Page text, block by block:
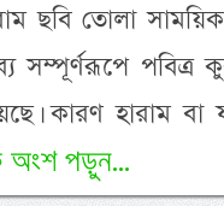
ছবি তোলা
সম্পূর্ণরূপে পবিত্র
কারণ হারাম বা
অংশ পড়ুন...